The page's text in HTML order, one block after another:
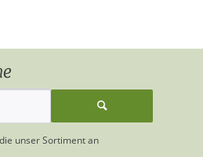
unser Sortiment an